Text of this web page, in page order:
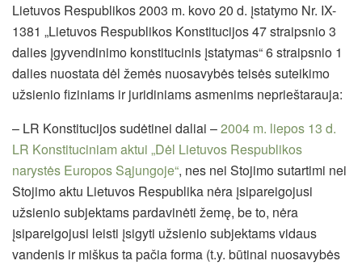
Lietuvos Respublikos 2003 m. kovo 20 d. įstatymo Nr. IX-
1381 „Lietuvos Respublikos Konstitucijos 47 straipsnio 3
dalies įgyvendinimo konstitucinis įstatymas“ 6 straipsnio 1
dalies nuostata dėl žemės nuosavybės teisės suteikimo
užsienio fiziniams ir juridiniams asmenims neprieštarauja:
– LR Konstitucijos sudėtinei daliai –2004 m. liepos 13 d.
LR Konstituciniam aktui „Dėl Lietuvos Respublikos
narystės Europos Sąjungoje“, nes nei Stojimo sutartimi nei
Stojimo aktu Lietuvos Respublika nėra įsipareigojusi
užsienio subjektams pardavinėti žemę, be to, nėra
įsipareigojusi leisti įsigyti užsienio subjektams vidaus
vandenis ir miškus ta pačia forma (t.y. būtinai nuosavybės